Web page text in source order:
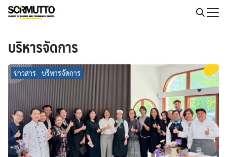
Skip
for:
บริหารจัดการ
ข่าวสาร บริหารจัดการ